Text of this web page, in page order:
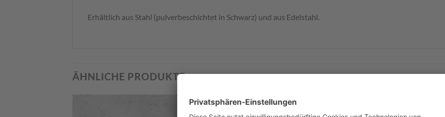
Erhältlich aus Stahl (pulverbeschichtet in Schwarz) und aus Edelstahl.
ÄHNLICHE PRODUKTE